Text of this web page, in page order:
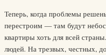
Теперь, когда проблемы
перестроим — там будут
квартиры хоть для всей
людей. На трезвых, честных,